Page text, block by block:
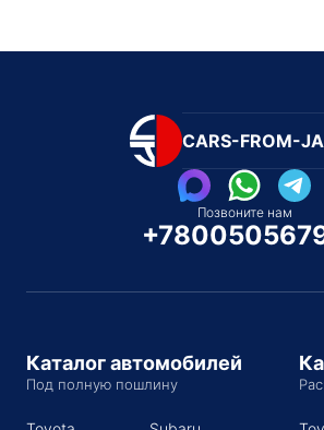
CARS-FROM-
Позвоните нам
Каталог автомобилей
Под полную пошлину